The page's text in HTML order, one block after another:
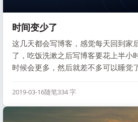
时间变少了
这几天都会写博客，感觉每天回到家
了，吃饭洗漱之后写博客要花上半小
时候会更多，然后就差不多可以睡觉
2019-03-16随笔334 字